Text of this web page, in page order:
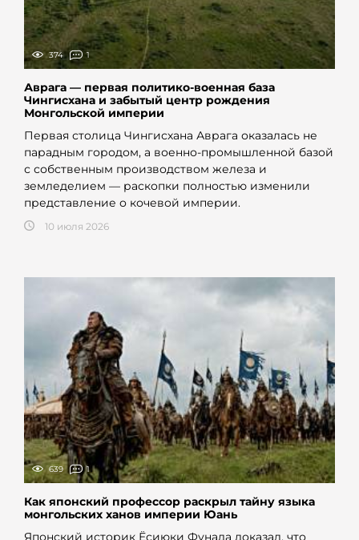
374 1
Аврага — первая политико-военная база
Чингисхана и забытый центр рождения
Монгольской империи
Первая столица Чингисхана Аврага оказалась не
парадным городом, а военно-промышленной базой
с собственным производством железа и
земледелием — раскопки полностью изменили
представление о кочевой империи.
10 июля 2026
639 1
Как японский профессор раскрыл тайну языка
монгольских ханов империи Юань
Японский историк Ёсиюки Фунада доказал, что